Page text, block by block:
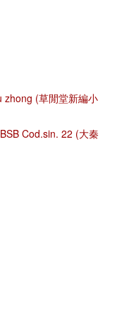
zhong (草閒堂新編小
Cod.sin. 22 (大秦